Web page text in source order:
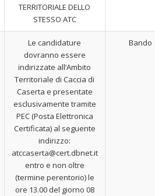
TERRITORIALE DELLO
STESSO ATC
Le candidature
dovranno essere
indirizzate all’Ambito
Territoriale di Caccia di
Caserta e presentate
esclusivamente tramite
PEC (Posta Elettronica
Certificata) al seguente
indirizzo:
atccaserta@cert.dbnet.it
entro e non oltre
(termine perentorio) le
ore 13.00 del giorno 08
Bando